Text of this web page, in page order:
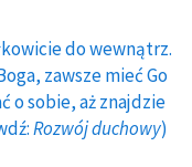
do wewnątrz.
zawsze mieć Go
o sobie, aż znajdzie
Rozwój duchowy)